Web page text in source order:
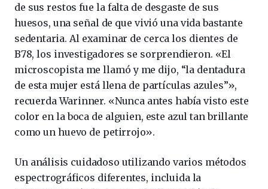
de sus restos fue la falta de desgaste de sus
huesos, una señal de que vivió una vida bastante
sedentaria. Al examinar de cerca los dientes de
B78, los investigadores se sorprendieron. «El
microscopista me llamó y me dijo, “la dentadura
de esta mujer está llena de partículas azules”»,
recuerda Warinner. «Nunca antes había visto este
color en la boca de alguien, este azul tan brillante
como un huevo de petirrojo».
Un análisis cuidadoso utilizando varios métodos
espectrográficos diferentes, incluida la